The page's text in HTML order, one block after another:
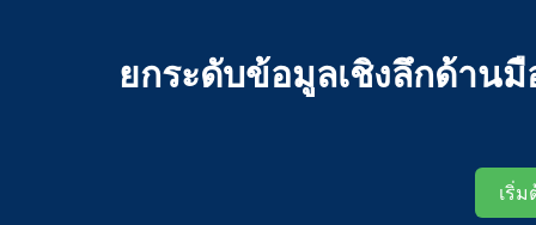
ยกระดับข้อมูลเชิงลึกด้าน
เริ่